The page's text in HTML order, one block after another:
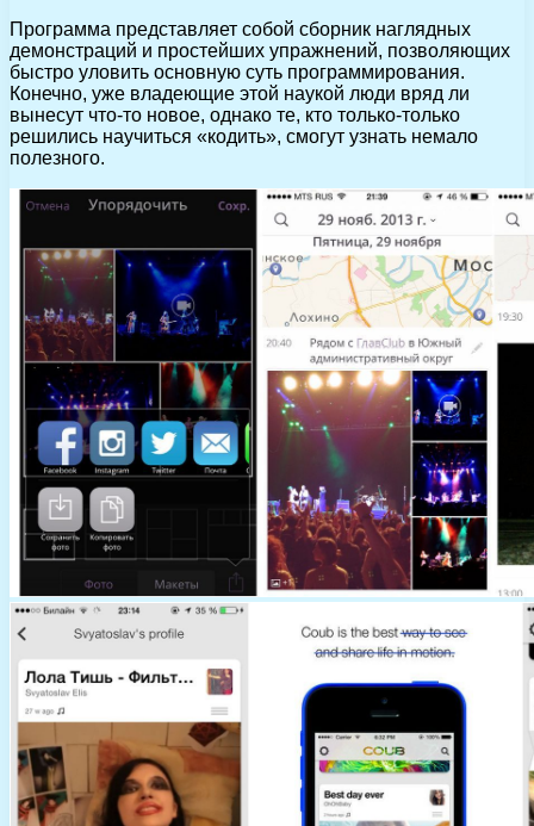
Программа представляет собой сборник наглядных
демонстраций и простейших упражнений, позволяющих
быстро уловить основную суть программирования.
Конечно, уже владеющие этой наукой люди вряд ли
вынесут что-то новое, однако те, кто только-только
решились научиться «кодить», смогут узнать немало
полезного.